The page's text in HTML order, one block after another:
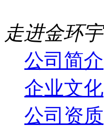
走进金环宇
公司简介
企业文化
公司资质